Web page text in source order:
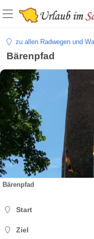
zu allen Radwegen und
Bärenpfad
Bärenpfad
Start
Ziel